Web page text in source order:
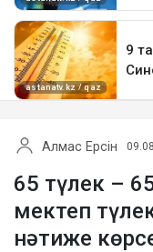
Алмас Ерсін
65 түлек –
мектеп
нәтиже